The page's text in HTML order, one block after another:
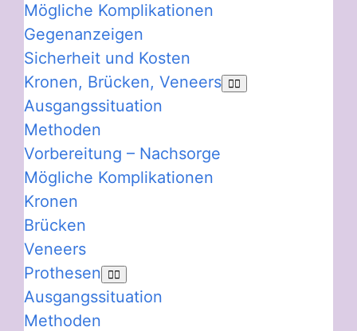
Mögliche Komplikationen
Gegenanzeigen
Sicherheit und Kosten
Kronen, Brücken, Veneers
Ausgangssituation
Methoden
Vorbereitung – Nachsorge
Mögliche Komplikationen
Kronen
Brücken
Veneers
Prothesen
Ausgangssituation
Methoden